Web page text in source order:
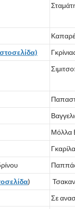
Μόλλα
)
Σε